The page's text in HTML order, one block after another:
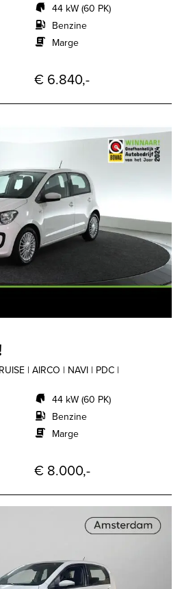
44 kW (60 PK)
Benzine
Marge
€ 6.840,-
| AIRCO | NAVI | PDC |
44 kW (60 PK)
Benzine
Marge
€ 8.000,-